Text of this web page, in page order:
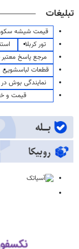
تبلیغات
قیمت شیشه
تور کربلا
مرجع پاسخ
قطعات لباسشویی
نمایندگی بوش در
قیمت و